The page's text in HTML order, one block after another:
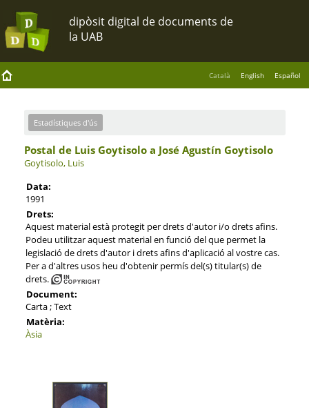
Català English Español
Estadístiques d'ús
Postal de Luis Goytisolo a José Agustín Goytisolo
Goytisolo, Luis
Data:
1991
Drets:
Aquest material està protegit per drets d'autor i/o drets afins.
Podeu utilitzar aquest material en funció del que permet la
legislació de drets d'autor i drets afins d'aplicació al vostre cas.
Per a d'altres usos heu d'obtenir permís del(s) titular(s) de
drets.
Document:
Carta ; Text
Matèria:
Àsia